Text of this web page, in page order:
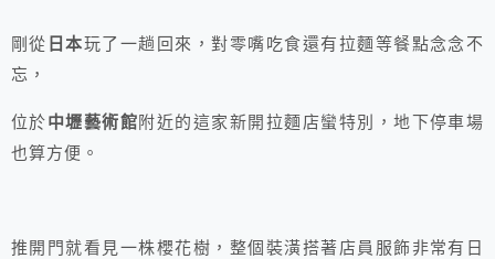
剛從 日本玩了一趟回來，對零嘴吃食還有拉麵等餐點念念不
忘，
位於中壢藝術館附近的這家新開拉麵店蠻特別，地下停車場
也算方便。
推開門就看見一株櫻花樹，整個裝潢搭著店員服飾非常有日